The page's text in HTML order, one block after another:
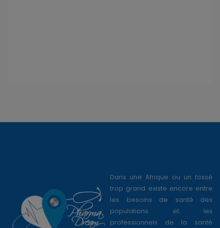
Dans une Afrique ou un fossé
trop grand existe encore entre
les besoins de santé des
populations et les
professionnels de la santé